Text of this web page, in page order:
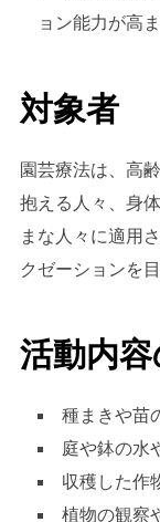
ョン能力が高
対象者
園芸療法は、高
抱える人々、身
まな人々に適用
クゼーションを
活動内
種まきや苗
庭や鉢の水
収穫した作
植物の観察